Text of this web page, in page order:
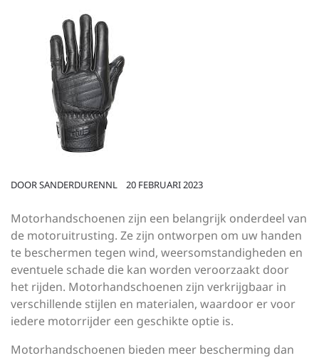
DOORSANDERDURENNL 20 FEBRUARI 2023
Motorhandschoenen zijn een belangrijk onderdeel van
de motoruitrusting. Ze zijn ontworpen om uw handen
te beschermen tegen wind, weersomstandigheden en
eventuele schade die kan worden veroorzaakt door
het rijden. Motorhandschoenen zijn verkrijgbaar in
verschillende stijlen en materialen, waardoor er voor
iedere motorrijder een geschikte optie is.
Motorhandschoenen bieden meer bescherming dan